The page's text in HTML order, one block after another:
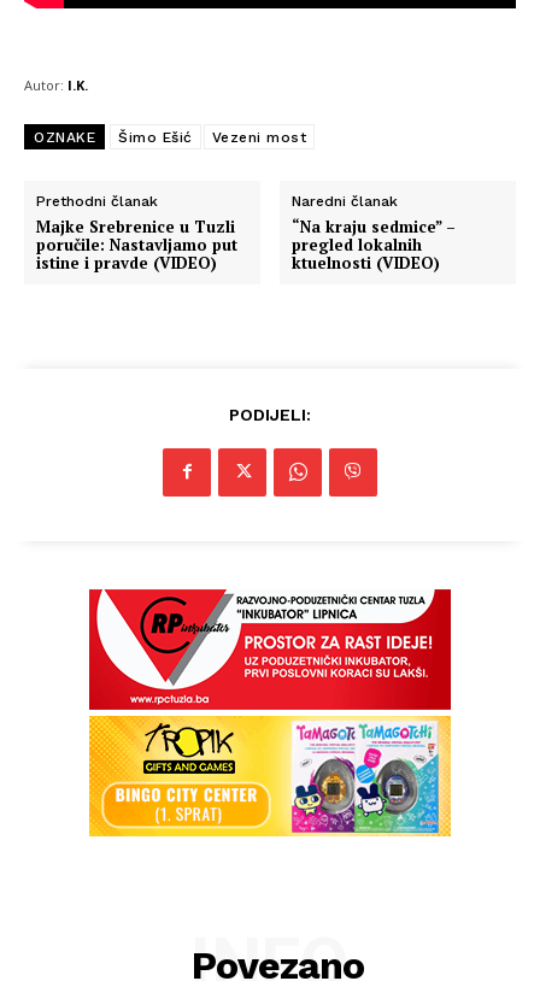
Autor: I.K.
OZNAKE Šimo Ešić Vezeni most
Prethodni članak
Majke Srebrenice u Tuzli
poručile: Nastavljamo put
istine i pravde (VIDEO)
Naredni članak
“Na kraju sedmice” –
pregled lokalnih
ktuelnosti (VIDEO)
PODIJELI:
Povezano
INFO